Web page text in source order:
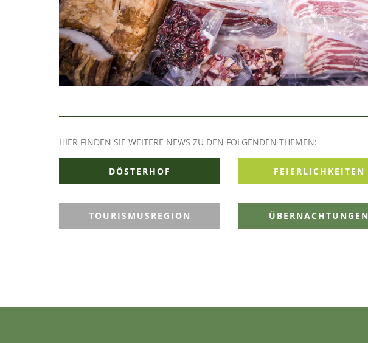
HIER FINDEN SIE WEITERE NEWS ZU DEN FOLGENDEN THEMEN:
DÖSTERHOF FEIERLICHKEITEN
TOURISMUSREGION ÜBERNACHTUNGEN